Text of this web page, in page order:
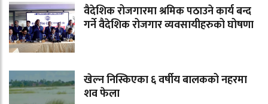
वैदेशिक रोजगारमा श्रमिक पठाउने कार्य बन्द
गर्ने वैदेशिक रोजगार व्यवसायीहरुको घोषणा
खेल्न निस्किएका ६ वर्षीय बालकको नहरमा
शव फेला